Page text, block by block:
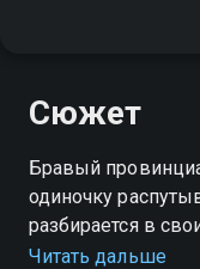
Сюжет
Бравый
одиночку
разбирается в
и параллельно
Читать дальше